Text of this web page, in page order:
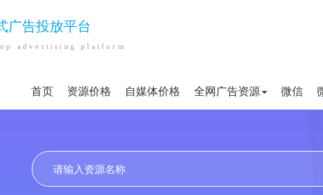
广告投放平台
advertising platform
首页 资源价格 自媒体价格 全网广告资源 微信